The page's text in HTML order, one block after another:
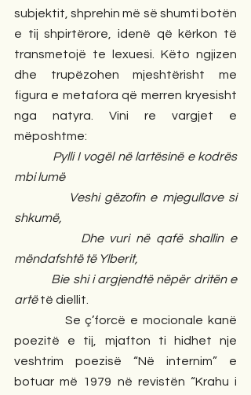
subjektit, shprehin më së shumti botën
e tij shpirtërore, idenë që kërkon të
transmetojë te lexuesi. Këto ngjizen
dhe trupëzohen mjeshtërisht me
figura e metafora që merren kryesisht
nga natyra. Vini re vargjet e
mëposhtme:
mbi lumë
shkumë,
mëndafshtë të Ylberit,
artë të diellit.
poezitë e tij, mjafton ti hidhet nje
veshtrim poezisë “Në internim” e
botuar më 1979 në revistën “Krahu i